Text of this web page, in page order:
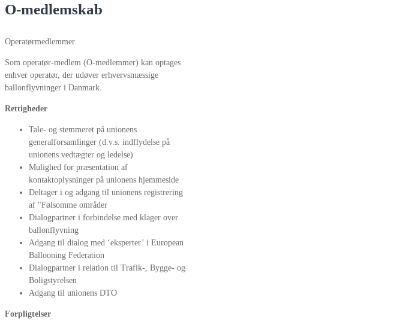
O-medlemskab
Operatørmedlemmer
Som operatør-medlem (O-medlemmer) kan optages
enhver operatør, der udøver erhvervsmæssige
ballonflyvninger i Danmark.
Rettigheder
Tale- og stemmeret på unionens
generalforsamlinger (d.v.s. indflydelse på
unionens vedtægter og ledelse)
Mulighed for præsentation af
kontaktoplysninger på unionens hjemmeside
Deltager i og adgang til unionens registrering
af "Følsomme områder
Dialogpartner i forbindelse med klager over
ballonflyvning
Adgang til dialog med ‘eksperter’ i European
Ballooning Federation
Dialogpartner i relation til Trafik-, Bygge- og
Boligstyrelsen
Adgang til unionens DTO
Forpligtelser